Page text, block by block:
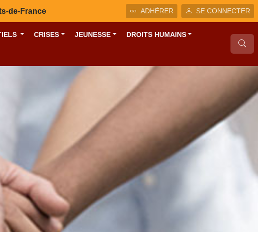
de-France ADHÉRER SE CONNECTER
CRISES JEUNESSE DROITS HUMAINS